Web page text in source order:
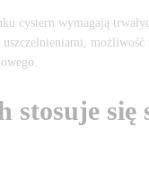
cystern wymagają
się